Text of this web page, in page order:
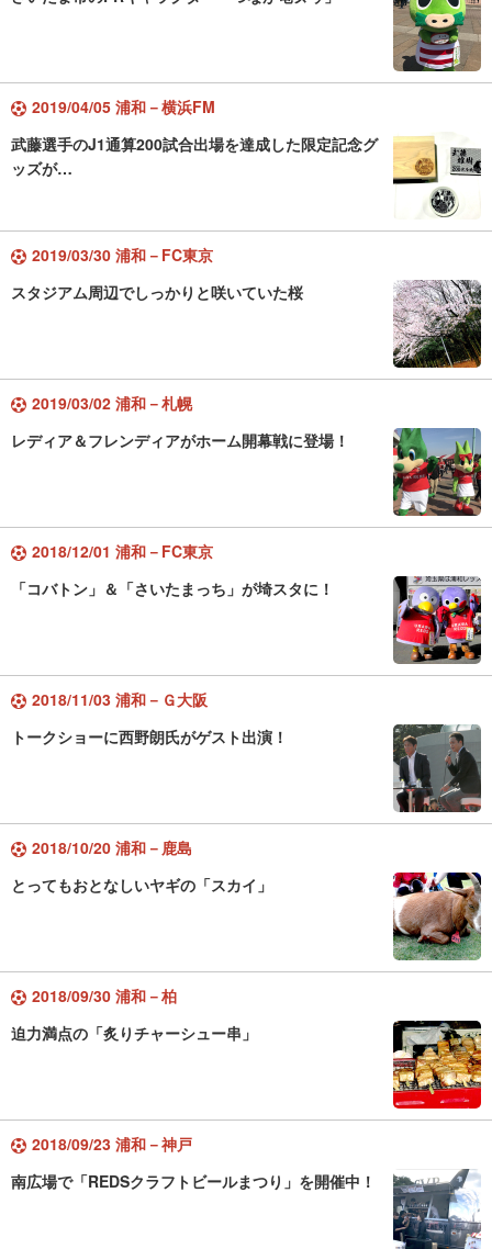
2019/04/05 浦和－横浜FM
武藤選手のJ1通算200試合出場を達成した限定記念グ
ッズが…
2019/03/30 浦和－FC東京
スタジアム周辺でしっかりと咲いていた桜
2019/03/02 浦和－札幌
レディア＆フレンディアがホーム開幕戦に登場！
2018/12/01 浦和－FC東京
「コバトン」＆「さいたまっち」が埼スタに！
2018/11/03 浦和－Ｇ大阪
トークショーに西野朗氏がゲスト出演！
2018/10/20 浦和－鹿島
とってもおとなしいヤギの「スカイ」
2018/09/30 浦和－柏
迫力満点の「炙りチャーシュー串」
2018/09/23 浦和－神戸
南広場で「REDSクラフトビールまつり」を開催中！